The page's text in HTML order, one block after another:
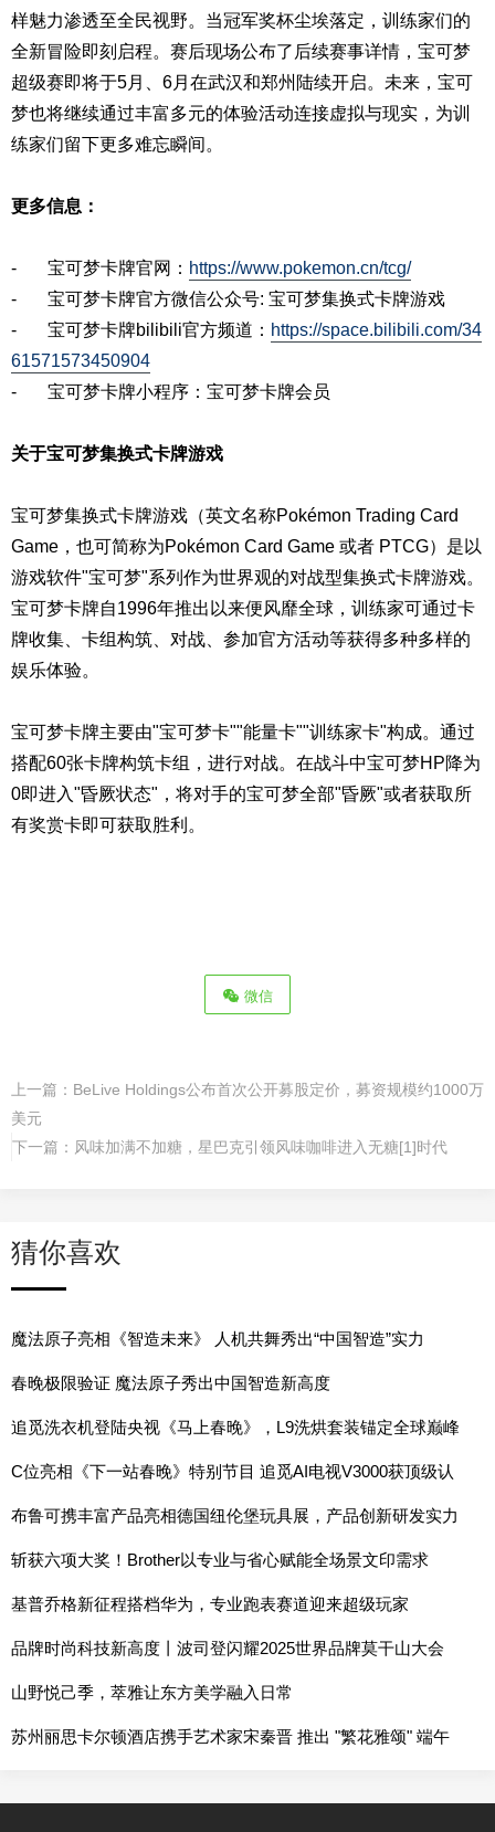
样魅力渗透至全民视野。当冠军奖杯尘埃落定，训练家们的
全新冒险即刻启程。赛后现场公布了后续赛事详情，宝可梦
超级赛即将于5月、6月在武汉和郑州陆续开启。未来，宝可
梦也将继续通过丰富多元的体验活动连接虚拟与现实，为训
练家们留下更多难忘瞬间。
更多信息：
- 宝可梦卡牌官网： https://www.pokemon.cn/tcg/
- 宝可梦卡牌官方微信公众号: 宝可梦集换式卡牌游戏
- 宝可梦卡牌bilibili官方频道： https://space.bilibili.com/34
61571573450904
- 宝可梦卡牌小程序：宝可梦卡牌会员
关于宝可梦集换式卡牌游戏
宝可梦集换式卡牌游戏（英文名称Pokémon Trading Card
Game，也可简称为Pokémon Card Game 或者 PTCG）是以
游戏软件"宝可梦"系列作为世界观的对战型集换式卡牌游戏。
宝可梦卡牌自1996年推出以来便风靡全球，训练家可通过卡
牌收集、卡组构筑、对战、参加官方活动等获得多种多样的
娱乐体验。
宝可梦卡牌主要由"宝可梦卡""能量卡""训练家卡"构成。通过
搭配60张卡牌构筑卡组，进行对战。在战斗中宝可梦HP降为
0即进入"昏厥状态"，将对手的宝可梦全部"昏厥"或者获取所
有奖赏卡即可获取胜利。
微信
上一篇： BeLive Holdings公布首次公开募股定价，募资规模约1000万
美元
下一篇： 风味加满不加糖，星巴克引领风味咖啡进入无糖[1]时代
猜你喜欢
魔法原子亮相《智造未来》 人机共舞秀出“中国智造”实力
春晚极限验证 魔法原子秀出中国智造新高度
追觅洗衣机登陆央视《马上春晚》，L9洗烘套装锚定全球巅峰
的时代之作
C位亮相《下一站春晚》特别节目 追觅AI电视V3000获顶级认
可
布鲁可携丰富产品亮相德国纽伦堡玩具展，产品创新研发实力
持续提升
斩获六项大奖！Brother以专业与省心赋能全场景文印需求
基普乔格新征程搭档华为，专业跑表赛道迎来超级玩家
品牌时尚科技新高度丨波司登闪耀2025世界品牌莫干山大会
山野悦己季，萃雅让东方美学融入日常
苏州丽思卡尔顿酒店携手艺术家宋秦晋 推出 "繁花雅颂" 端午